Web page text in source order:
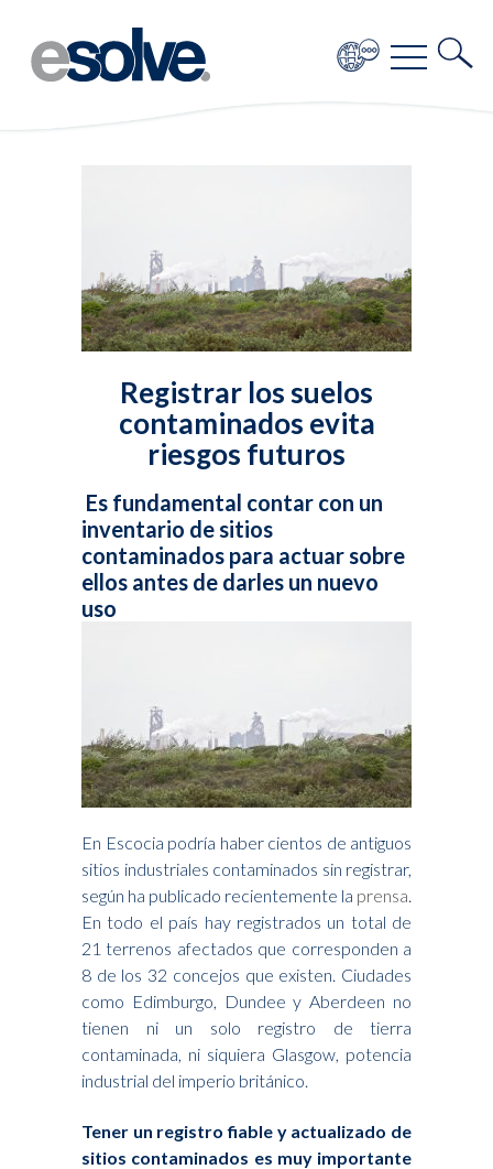
Registrar los suelos
contaminados evita
riesgos futuros
Es fundamental contar con un
inventario de sitios
contaminados para actuar sobre
ellos antes de darles un nuevo
uso
En Escocia podría haber cientos de antiguos
sitios industriales contaminados sin registrar,
según ha publicado recientemente la prensa
En todo el país hay registrados un total de
21 terrenos afectados que corresponden a
8 de los 32 concejos que existen. Ciudades
como Edimburgo, Dundee y Aberdeen no
tienen ni un solo registro de tierra
contaminada, ni siquiera Glasgow, potencia
industrial del imperio británico.
Tener un registro fiable y actualizado de
sitios contaminados es muy importante